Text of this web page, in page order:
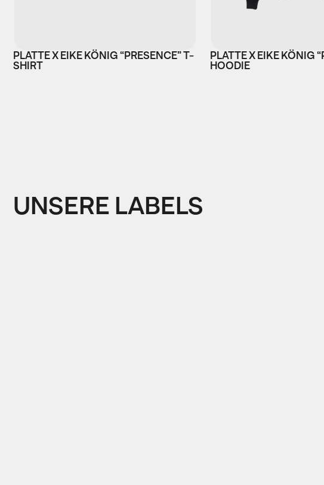
PLATTE X EIKE KÖNIG “PRESENCE” T-
SHIRT
PLATTE X EIKE KÖNIG
HOODIE
UNSERE LABELS